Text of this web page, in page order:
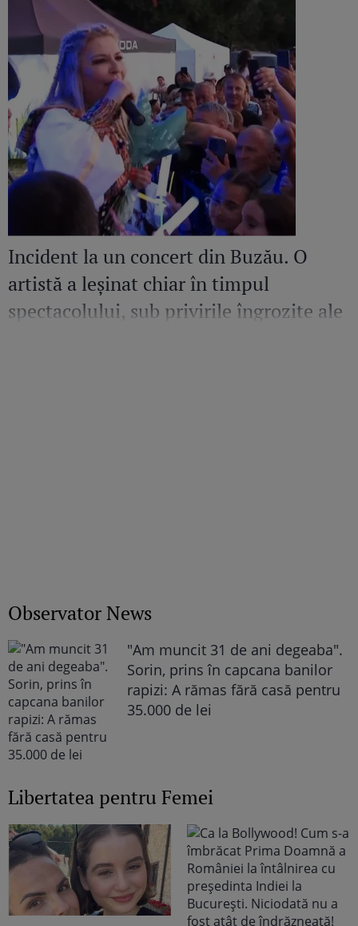
Incident la un concert din Buzău. O
artistă a leșinat chiar în timpul
spectacolului, sub privirile îngrozite ale
Observator News
"Am muncit 31 de ani degeaba".
Sorin, prins în capcana banilor
rapizi: A rămas fără casă pentru
35.000 de lei
Libertatea pentru Femei